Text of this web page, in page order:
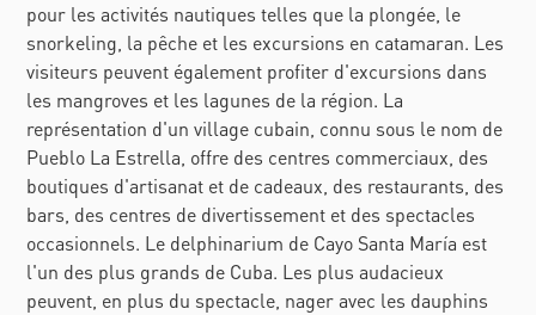
pour les activités nautiques telles que la plongée, le
snorkeling, la pêche et les excursions en catamaran. Les
visiteurs peuvent également profiter d'excursions dans
les mangroves et les lagunes de la région. La
représentation d'un village cubain, connu sous le nom de
Pueblo La Estrella, offre des centres commerciaux, des
boutiques d'artisanat et de cadeaux, des restaurants, des
bars, des centres de divertissement et des spectacles
occasionnels. Le delphinarium de Cayo Santa María est
l'un des plus grands de Cuba. Les plus audacieux
peuvent, en plus du spectacle, nager avec les dauphins